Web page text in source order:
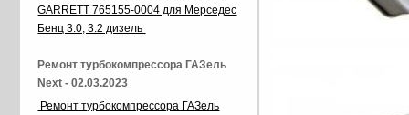
GARRETT 765155-0004 для Мерседес
Бенц 3.0, 3.2 дизель
Ремонт турбокомпрессора ГАЗель
Next - 02.03.2023
Ремонт турбокомпрессора ГАЗель